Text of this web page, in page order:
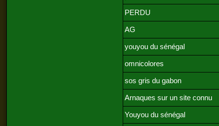
PERDU
AG
youyou du sénégal
omnicolores
sos gris du gabon
Arnaques sur un site connu
Youyou du sénégal